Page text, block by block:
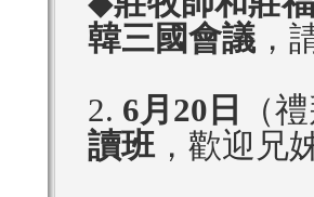
韓三國會議，
2. 6月20日
（
讀班，歡迎兄